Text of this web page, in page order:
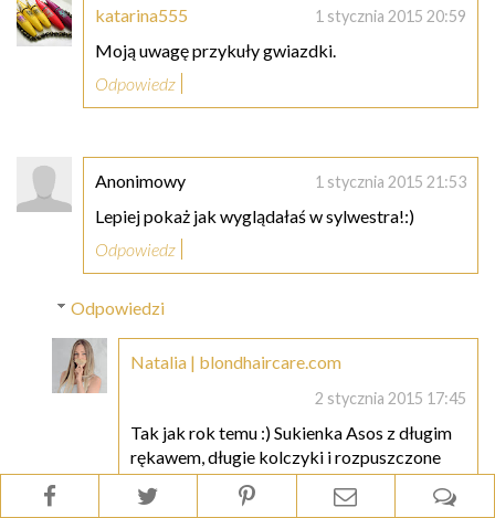
katarina555 1 stycznia 2015 20:59
Moją uwagę przykuły gwiazdki.
Odpowiedz
Anonimowy 1 stycznia 2015 21:53
Lepiej pokaż jak wyglądałaś w sylwestra!:)
Odpowiedz
Odpowiedzi
Natalia | blondhaircare.com
2 stycznia 2015 17:45
Tak jak rok temu :) Sukienka Asos z długim
rękawem, długie kolczyki i rozpuszczone
włosy :))